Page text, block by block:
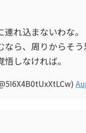
れ込まないわな。
なら、周りからそ
しなければ。